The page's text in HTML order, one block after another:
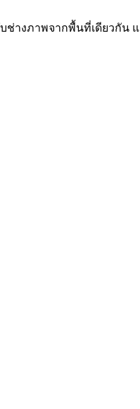
างภาพจากพื้นที่เดียวกัน